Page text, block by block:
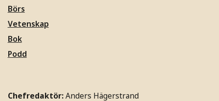
Börs
Vetenskap
Bok
Podd
Chefredaktör:Anders Hägerstrand